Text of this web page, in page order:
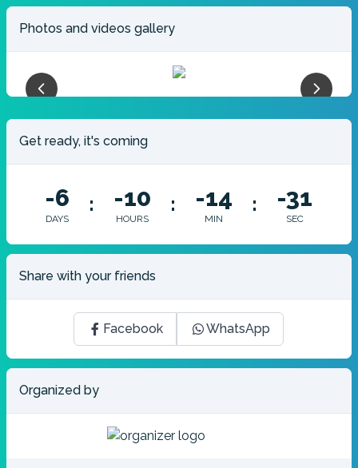
Photos and videos gallery
Get ready, it's coming
-6
DAYS
: -10
HOURS
: -14
MIN
: -31
SEC
Share with your friends
Facebook WhatsApp
Organized by